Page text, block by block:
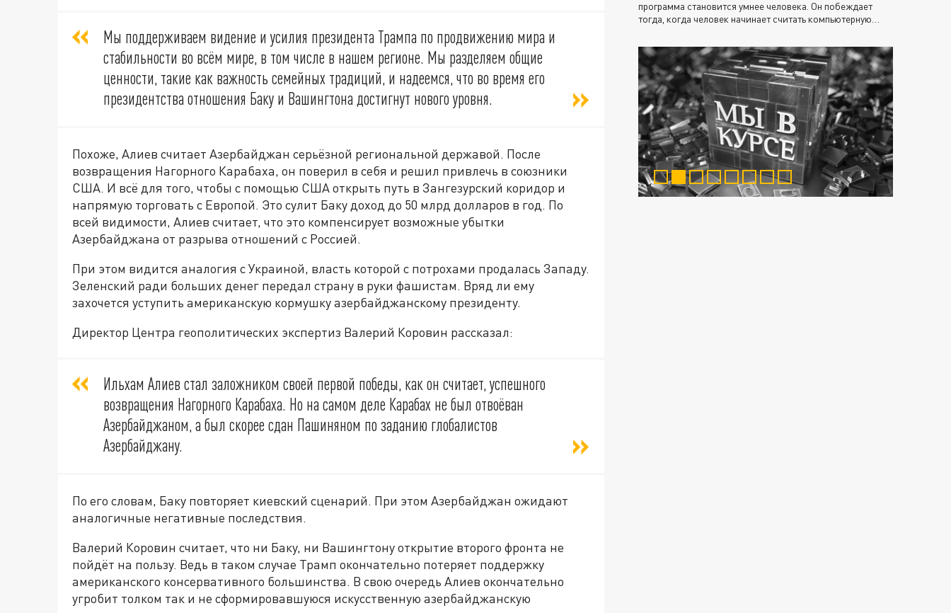
Мы поддерживаем видение и усилия президента Трампа по продвижению мира и
стабильности во всём мире, в том числе в нашем регионе. Мы разделяем общие
ценности, такие как важность семейных традиций, и надеемся, что во время его
президентства отношения Баку и Вашингтона достигнут нового уровня.
Похоже, Алиев считает Азербайджан серьёзной региональной державой. После
возвращения Нагорного Карабаха, он поверил в себя и решил привлечь в союзники
США. И всё для того, чтобы с помощью США открыть путь в Зангезурский коридор и
напрямую торговать с Европой. Это сулит Баку доход до 50 млрд долларов в год. По
всей видимости, Алиев считает, что это компенсирует возможные убытки
Азербайджана от разрыва отношений с Россией.
При этом видится аналогия с Украиной, власть которой с потрохами продалась Западу.
Зеленский ради больших денег передал страну в руки фашистам. Вряд ли ему
захочется уступить американскую кормушку азербайджанскому президенту.
Директор Центра геополитических экспертиз Валерий Коровин рассказал:
Ильхам Алиев стал заложником своей первой победы, как он считает, успешного
возвращения Нагорного Карабаха. Но на самом деле Карабах не был отвоёван
Азербайджаном, а был скорее сдан Пашиняном по заданию глобалистов
Азербайджану.
По его словам, Баку повторяет киевский сценарий. При этом Азербайджан ожидают
аналогичные негативные последствия.
Валерий Коровин считает, что ни Баку, ни Вашингтону открытие второго фронта не
пойдёт на пользу. Ведь в таком случае Трамп окончательно потеряет поддержку
американского консервативного большинства. В свою очередь Алиев окончательно
угробит толком так и не сформировавшуюся искусственную азербайджанскую
программа становится умнее человека. Он побеждает
тогда, когда человек начинает считать компьютерную